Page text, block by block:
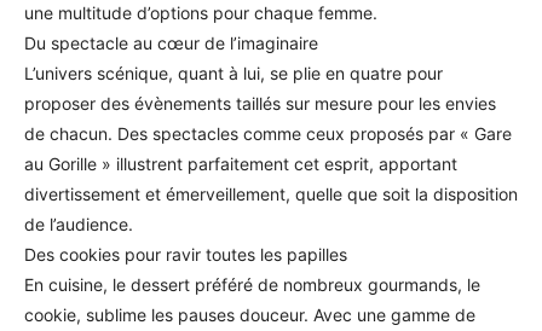
une multitude d’options pour chaque femme.
Du spectacle au cœur de l’imaginaire
L’univers scénique, quant à lui, se plie en quatre pour
proposer des évènements taillés sur mesure pour les envies
de chacun. Des spectacles comme ceux proposés par « Gare
au Gorille » illustrent parfaitement cet esprit, apportant
divertissement et émerveillement, quelle que soit la disposition
de l’audience.
Des cookies pour ravir toutes les papilles
En cuisine, le dessert préféré de nombreux gourmands, le
cookie, sublime les pauses douceur. Avec une gamme de